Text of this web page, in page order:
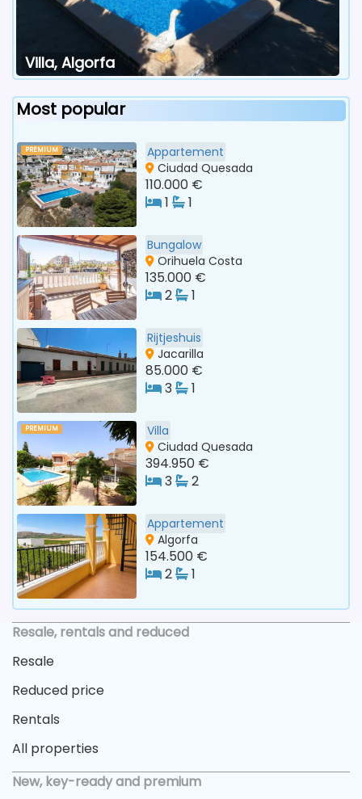
Villa, Algorfa
Most popular
PREMIUM
Appartement
Ciudad Quesada
110.000 €
1
1
Bungalow
Orihuela Costa
135.000 €
2
1
Rijtjeshuis
Jacarilla
85.000 €
3
1
PREMIUM
Villa
Ciudad Quesada
394.950 €
3
2
Appartement
Algorfa
154.500 €
2
1
Resale, rentals and reduced
Resale
Reduced price
Rentals
All properties
New, key-ready and premium